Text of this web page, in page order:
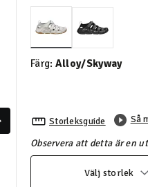
Valda
Färg: Alloy/Skyway
Storleksguide Så
Observera att detta är en
Välj storlek